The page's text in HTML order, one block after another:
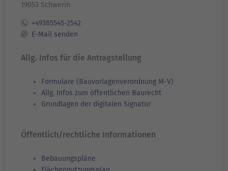
19053 Schwerin
+49385545-2542
E-Mail senden
Allg. Infos für die Antragstellung
Formulare (Bauvorlagenverordnung M-V)
Allg. Infos zum öffentlichen Baurecht
Grundlagen der digitalen Signatur
Öffentlich/rechtliche Informationen
Bebauungspläne